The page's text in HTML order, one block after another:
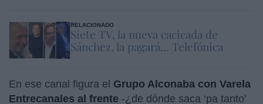
RELACIONADO
Siete TV, la nueva cacicada de
Sánchez, la pagará... Telefónica
En ese canal figura el Grupo Alconaba con Varela
Entrecanales al frente -¿de dónde saca ‘pa tanto’